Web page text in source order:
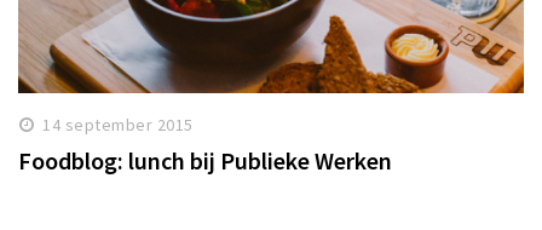
14 september 2015
Foodblog: lunch bij Publieke Werken